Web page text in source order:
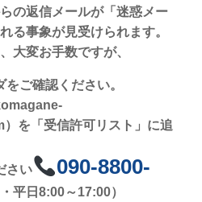
の返信メールが「迷惑メー
る事象が見受けられます。
大変お手数ですが、
ご確認ください。
を「受信許可リスト」に追
さい
090-8800-
平日8:00～17:00）